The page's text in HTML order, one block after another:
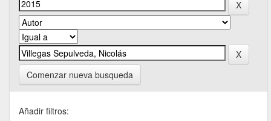
Comenzar nueva busqueda
Añadir filtros: